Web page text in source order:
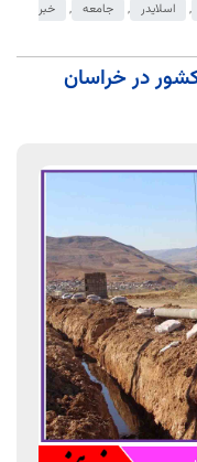
, اسلایدر , جامعه ,
خبر
در خراسان